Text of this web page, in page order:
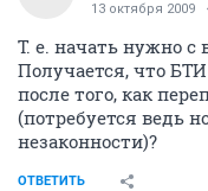
13 октября 2009
Т. е. начать нужно с
Получается, что
после того, как
(потребуется ведь
незаконности)?
ОТВЕТИТЬ